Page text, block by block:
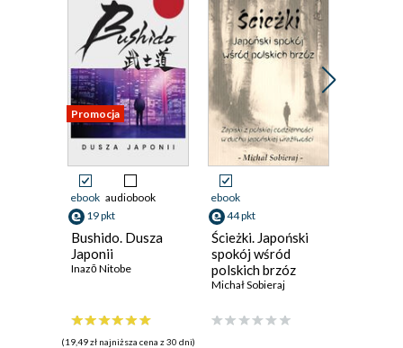
Promocja
ebook audiobook
19 pkt
Bushido. Dusza
Japonii
Inazō Nitobe
(19,49 zł najniższa cena z 30 dni)
ebook
44 pkt
Ścieżki. Japoński
spokój wśród
polskich brzóz
Michał Sobieraj